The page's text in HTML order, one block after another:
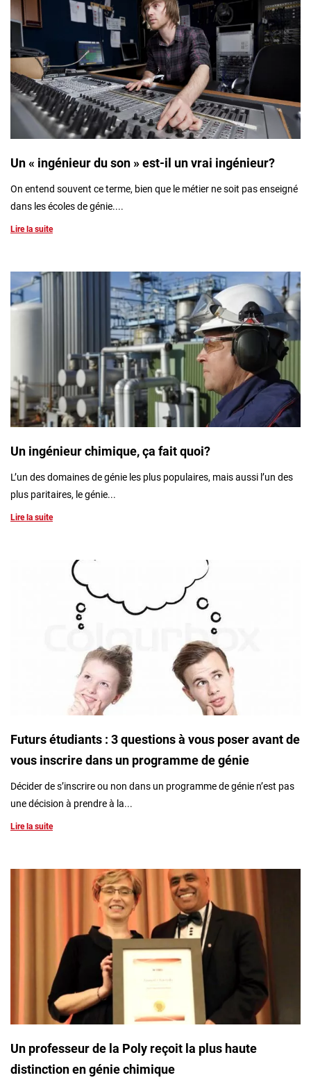
Un « ingénieur du son » est-il un vrai ingénieur?
On entend souvent ce terme, bien que le métier ne soit pas enseigné
dans les écoles de génie....
Lire la suite
Un ingénieur chimique, ça fait quoi?
L’un des domaines de génie les plus populaires, mais aussi l’un des
plus paritaires, le génie...
Lire la suite
Futurs étudiants : 3 questions à vous poser avant de
vous inscrire dans un programme de génie
Décider de s’inscrire ou non dans un programme de génie n’est pas
une décision à prendre à la...
Lire la suite
Un professeur de la Poly reçoit la plus haute
distinction en génie chimique